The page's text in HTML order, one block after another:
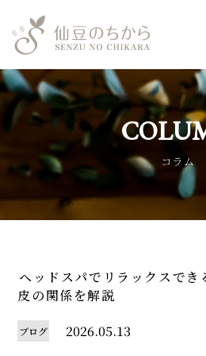
コラム
ヘッドスパでリラックスで
皮の関係を解説
ブログ 2026.05.13